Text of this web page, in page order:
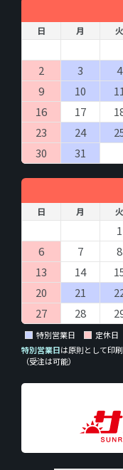
日 月 火
2
3 4
9
10
16
17
23
24
30
31
日 月 火
1
6
7 8
13
14
20
21
27
28
特別営業日
定休日
特別営業日は原則として印
（受注は可能）